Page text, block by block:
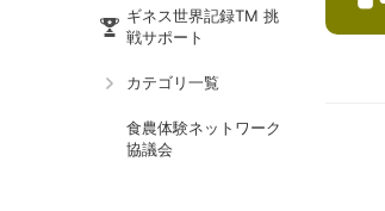
ギネス世界記録TM 挑
戦サポート
カテゴリ一覧
食農体験ネットワーク
協議会